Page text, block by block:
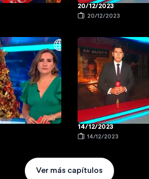
20/12/2023
20/12/2023
14/12/2023
14/12/2023
Ver más capítulos